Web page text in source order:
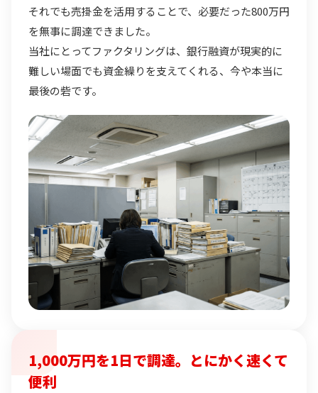
それでも売掛金を活用することで、必要だった800万円
を無事に調達できました。
当社にとってファクタリングは、銀行融資が現実的に
難しい場面でも資金繰りを支えてくれる、今や本当に
最後の砦です。
1,000万円を1日で調達。とにかく速くて
便利